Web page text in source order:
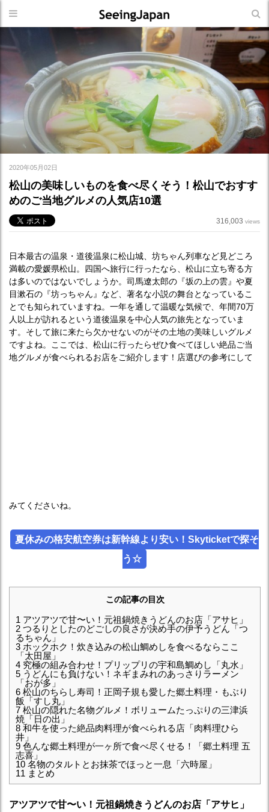
2020年05月02日
松山の美味しいものを食べ尽くそう！松山でおすす
めのご当地グルメの人気店10選
316,003 views
日本最古の温泉・道後温泉に松山城、坊ちゃん列車など見どころ
満載の愛媛県松山。四国へ旅行に行ったなら、松山に立ち寄る方
は多いのではないでしょうか。司馬遼太郎の『坂の上の雲』や夏
目漱石の『坊っちゃん』など、著名な小説の舞台となっているこ
とでも知られていますね。一年を通して温暖な気候で、年間70万
人以上が訪れるという道後温泉を中心人気の旅先となっていま
す。そして旅に来たら欠かせないのがその土地の美味しいグルメ
ですよね。ここでは、松山に行ったらぜひ食べてほしい絶品ご当
地グルメが食べられるお店をご紹介します！店選びの参考にして
みてくださいね。
夏休みの格安航空券は新幹線より安い！Skyticketで探そ
う☆
この記事の目次
1 アツアツで甘〜い！元祖鍋焼きうどんのお店「アサヒ」
2 つるりとしたのどごしの良さが決め手の伊予うどん「つ
るちゃん」
3 ホックホク！炊き込みの松山鯛めしを食べるならここ
「太田屋」
4 究極の組み合わせ！プリップリの宇和島鯛めし「丸水」
5 うどんにも負けない！ネギまみれのあっさりラーメン
「おが多」
6 松山のちらし寿司！正岡子規も愛した郷土料理・もぶり
飯「すし丸」
7 松山の隠れた名物グルメ！ボリュームたっぷりの三津浜
焼「日の出」
8 和牛を使った絶品肉料理が食べられる店「肉料理ひら
井」
9 色んな郷土料理が一ヶ所で食べ尽くせる！「郷土料理 五
志喜」
10 名物のタルトとお抹茶でほっと一息「六時屋」
11 まとめ
アツアツで甘〜い！元祖鍋焼きうどんのお店「アサヒ」